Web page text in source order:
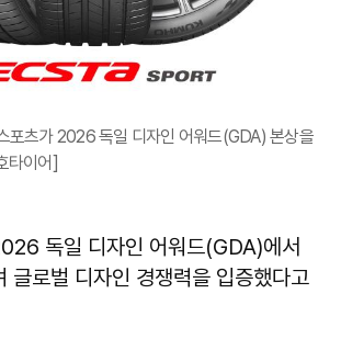
포츠가 2026 독일 디자인 어워드(GDA) 본상을
타이어]
독일 디자인 어워드(GDA)에서
글로벌 디자인 경쟁력을 입증했다고